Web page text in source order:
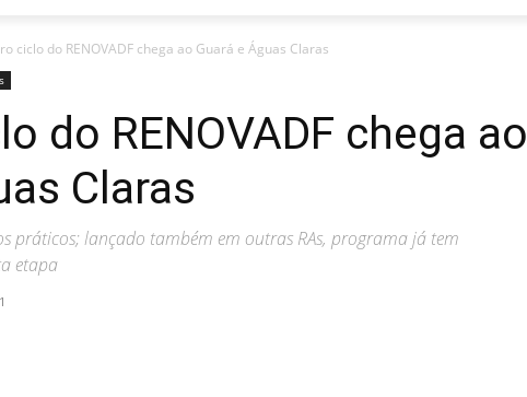
ciclo do RENOVADF chega ao Guará e Águas Claras
do RENOVADF chega ao
Claras
práticos; lançado também em outras RAs, programa já tem
etapa